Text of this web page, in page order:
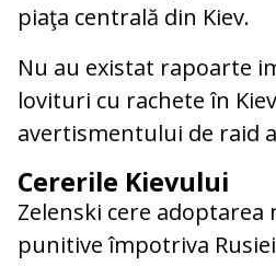
piaţa centrală din Kiev.
Nu au existat rapoarte
lovituri cu rachete în
avertismentului de raid
Cererile Kievului
Zelenski cere
punitive împotriva